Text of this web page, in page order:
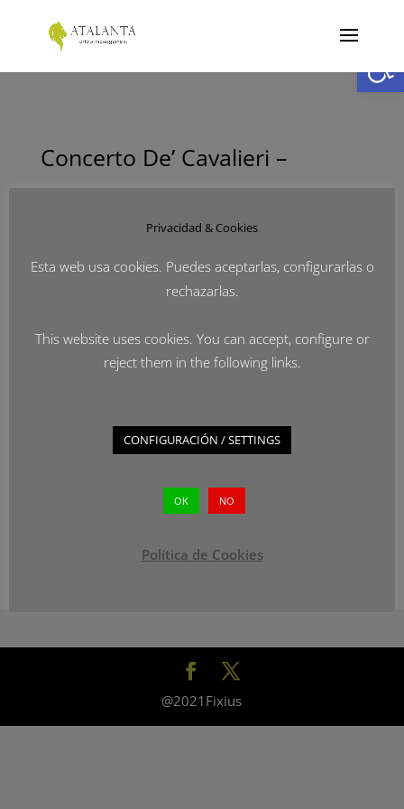
Concerto De’ Cavalieri –
Barocktage 2023 Staatsoper
porAtalanta|Nov 23, 2023| Noticias
@2021Fixius
Privacidad & Cookies
Esta web usa cookies. Puedes aceptarlas, configurarlas o
rechazarlas.
This website uses cookies. You can accept, configure or
reject them in the following links.
CONFIGURACIÓN / SETTINGS
OK NO
Política de Cookies